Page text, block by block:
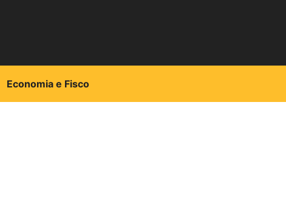
Economia e Fisco